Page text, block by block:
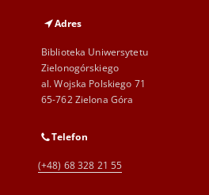
Adres
Biblioteka Uniwersytetu
Zielonogórskiego
al. Wojska Polskiego 71
65-762 Zielona Góra
Telefon
(+48) 68 328 21 55